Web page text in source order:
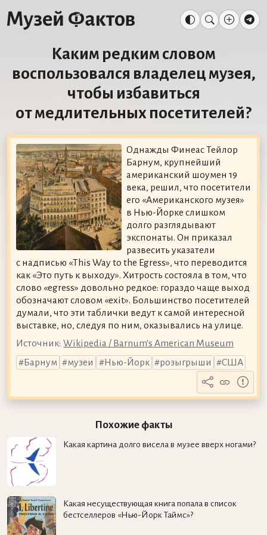
Каким редким словом
воспользовался владелец музея,
чтобы избавиться
от медлительных посетителей?
Однажды Финеас Тейлор
Барнум, крупнейший
американский шоумен 19
века, решил, что посетители
его «Американского музея»
в Нью-Йорке слишком
долго разглядывают
экспонаты. Он приказал
развесить указатели
с надписью «This Way to the Egress», что переводится
как «Это путь к выходу». Хитрость состояла в том, что
слово «egress» довольно редкое: гораздо чаще выход
обозначают словом «exit». Большинство посетителей
думали, что эти таблички ведут к самой интересной
выставке, но, следуя по ним, оказывались на улице.
Источник: Wikipedia / Barnum's American Museum
Барнум
музеи Нью-Йорк розыгрыши США
Похожие факты
Какая картина долго висела в музее вверх ногами?
Какая несуществующая книга попала в список
бестселлеров «Нью-Йорк Таймс»?